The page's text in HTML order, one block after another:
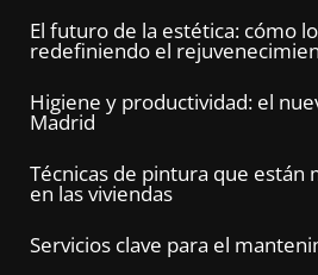
El futuro de la estética: cómo
redefiniendo el
Higiene y productividad: el
Madrid
Técnicas de pintura que están
en las viviendas
Servicios clave para el